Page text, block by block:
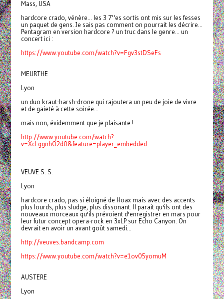
Mass, USA
hardcore crado, vénère... les 3 7"es sortis ont mis sur les fesses
un paquet de gens. Je sais pas comment on pourrait les décrire...
Pentagram en version hardcore ? un truc dans le genre... un
concert ici :
https://www.youtube.com/watch?v=Fgv3stDSeFs
MEURTHE
Lyon
un duo kraut-harsh-drone qui rajoutera un peu de joie de vivre
et de gaieté à cette soirée...
mais non, évidemment que je plaisante !
http://www.youtube.com/watch?
v=XcLggnhO2d0&feature=player_embedded
VEUVE S. S.
Lyon
hardcore crado, pas si éloigné de Hoax mais avec des accents
plus lourds, plus sludge, plus dissonant. Il parait qu'ils ont des
nouveaux morceaux qu'ils prévoient d'enregistrer en mars pour
leur futur concept opera-rock en 3xLP sur Echo Canyon. On
devrait en avoir un avant goût samedi...
http://veuves.bandcamp.com
https://www.youtube.com/watch?v=e1ov05yomuM
AUSTERE
Lyon